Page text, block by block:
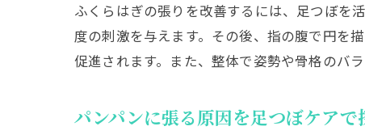
ふくらはぎの張りを改善するには、足つぼを
度の刺激を与えます。その後、指の腹で円を
促進されます。また、整体で姿勢や骨格のバ
パンパンに張る原因を足つぼケアで